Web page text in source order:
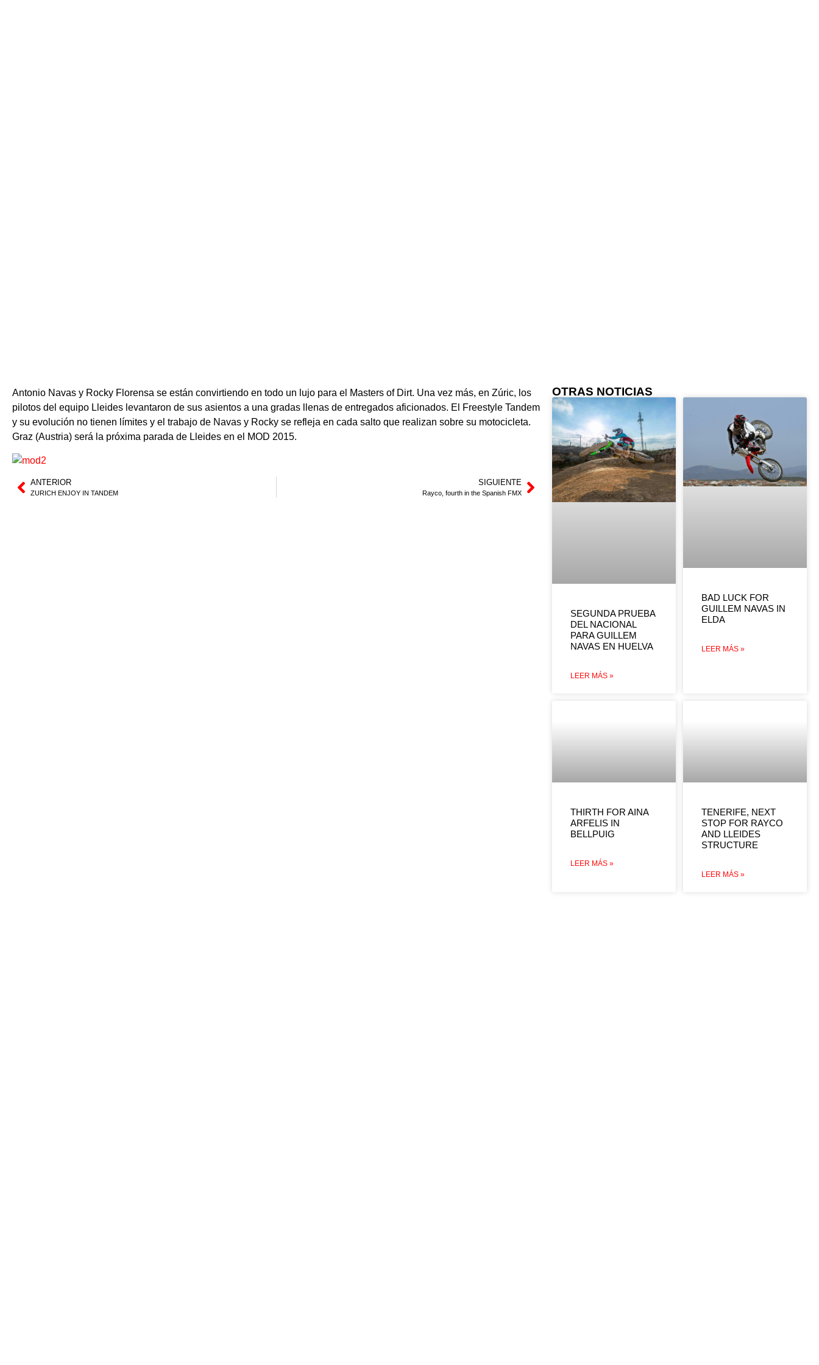
Antonio Navas y Rocky Florensa se están convirtiendo en todo un lujo para el Masters of Dirt. Una vez más, en Zúric, los
pilotos del equipo Lleides levantaron de sus asientos a una gradas llenas de entregados aficionados. El Freestyle Tandem
y su evolución no tienen límites y el trabajo de Navas y Rocky se refleja en cada salto que realizan sobre su motocicleta.
Graz (Austria) será la próxima parada de Lleides en el MOD 2015.
ANTERIOR
ZURICH ENJOY IN TANDEM
SIGUIENTE
Rayco, fourth in the Spanish FMX
OTRAS NOTICIAS
SEGUNDA PRUEBA
DEL NACIONAL
PARA GUILLEM
NAVAS EN HUELVA
LEER MÁS »
BAD LUCK FOR
GUILLEM NAVAS IN
ELDA
LEER MÁS »
THIRTH FOR AINA
ARFELIS IN
BELLPUIG
LEER MÁS »
TENERIFE, NEXT
STOP FOR RAYCO
AND LLEIDES
STRUCTURE
LEER MÁS »